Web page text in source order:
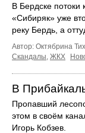
В Бердске потоки
«Сибиряк» уже
реку Бердь, а
Автор: Октябрина
Скандалы ЖКХ
В
Пропавший
этом в своём
Игорь Кобзев.